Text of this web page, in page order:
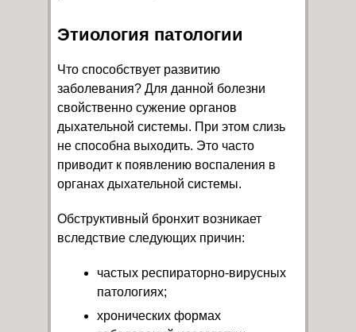
Этиология патологии
Что способствует развитию
заболевания? Для данной болезни
свойственно сужение органов
дыхательной системы. При этом слизь
не способна выходить. Это часто
приводит к появлению воспаления в
органах дыхательной системы.
Обструктивный бронхит возникает
вследствие следующих причин:
частых респираторно-вирусных
патологиях;
хронических формах